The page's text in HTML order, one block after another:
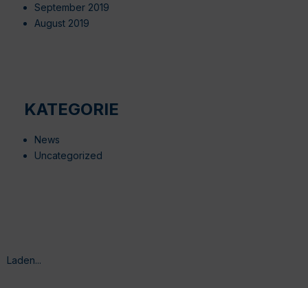
September 2019
August 2019
KATEGORIE
News
Uncategorized
Laden...